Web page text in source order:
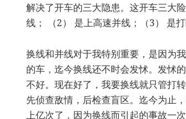
解决了开车的三大隐患。这开车三大
线； （2） 是上高速并线；（3） 是打
换线和并线对于我特别重要，是因为
的车，迄今换线还不时会发怵。发怵
不好。现在好了，我要换线就只管打
先侦查敌情，后检查盲区。迄今为止
上亿次了，因为换线而引起的事故一